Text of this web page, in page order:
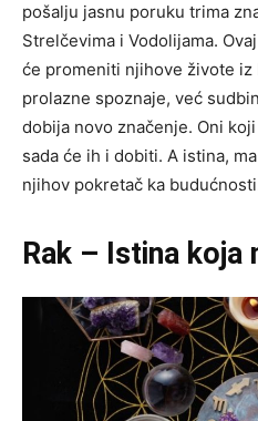
pošalju jasnu poruku trima
Strelčevima i Vodolijama.
će promeniti njihove živote iz
prolazne spoznaje, već
dobija novo značenje. Oni
sada će ih i dobiti. A istina,
njihov pokretač ka
Rak – Istina koja